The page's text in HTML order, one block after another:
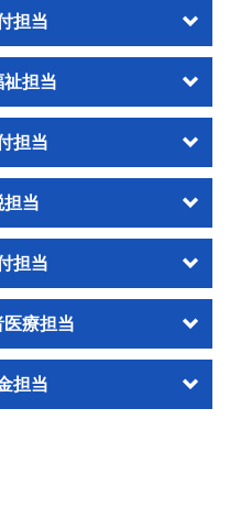
担当
祉担当
担当
担当
担当
療担当
担当